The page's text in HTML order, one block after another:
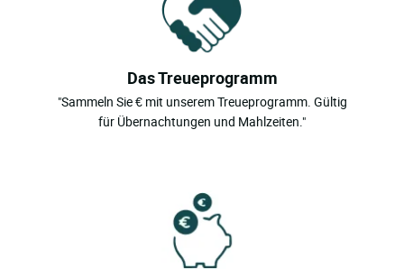
Das Treueprogramm
"Sammeln Sie € mit unserem Treueprogramm. Gültig
für Übernachtungen und Mahlzeiten."